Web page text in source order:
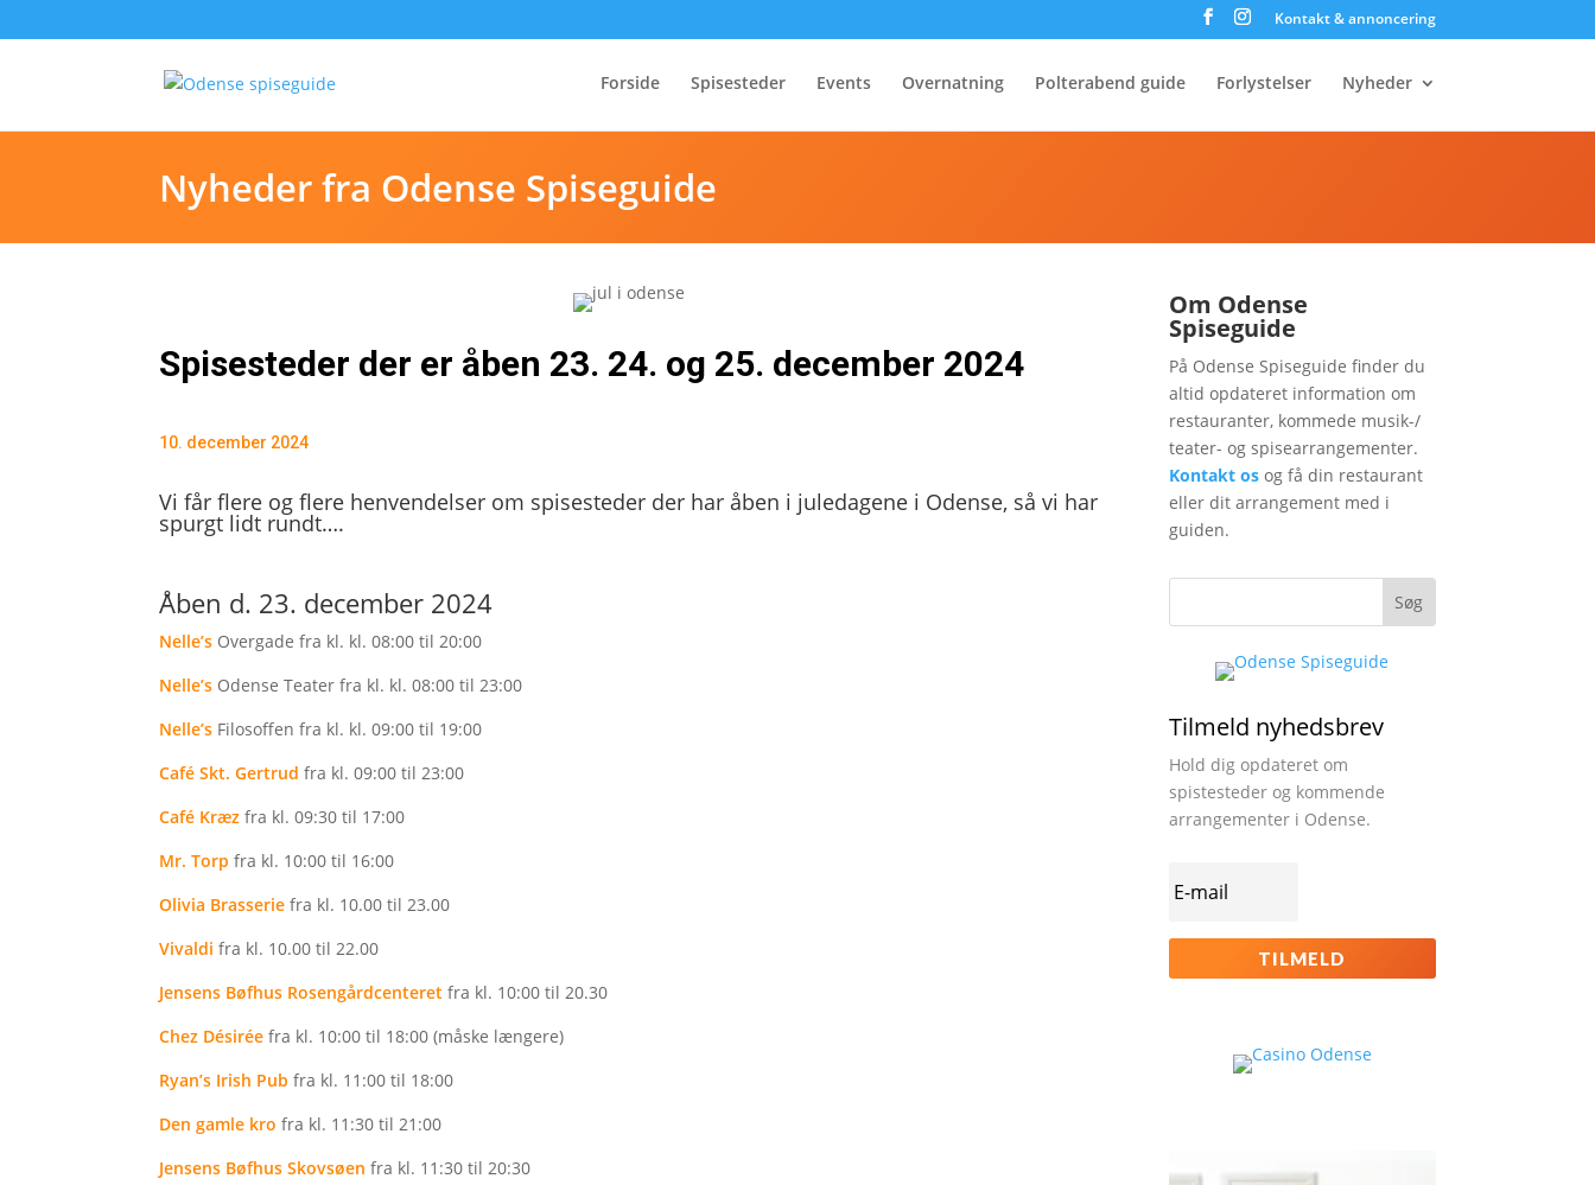
Kontakt & annoncering
Forside Spisesteder Events Overnatning Polterabend guide Forlystelser Nyheder
Nyheder fra Odense Spiseguide
Spisesteder der er åben 23. 24. og 25. december 2024
10. december 2024
Vi får flere og flere henvendelser om spisesteder der har åben i juledagene i Odense, så vi har
spurgt lidt rundt….
Åben d. 23. december 2024
Nelle’s Overgade fra kl. kl. 08:00 til 20:00
Nelle’s Odense Teater fra kl. kl. 08:00 til 23:00
Nelle’s Filosoffen fra kl. kl. 09:00 til 19:00
Café Skt. Gertrud fra kl. 09:00 til 23:00
Café Kræz fra kl. 09:30 til 17:00
Mr. Torp fra kl. 10:00 til 16:00
Olivia Brasserie fra kl. 10.00 til 23.00
Vivaldi fra kl. 10.00 til 22.00
Jensens Bøfhus Rosengårdcenteret fra kl. 10:00 til 20.30
Chez Désirée fra kl. 10:00 til 18:00 (måske længere)
Ryan’s Irish Pub fra kl. 11:00 til 18:00
Den gamle kro fra kl. 11:30 til 21:00
Jensens Bøfhus Skovsøen fra kl. 11:30 til 20:30
Om Odense
Spiseguide
På Odense Spiseguide finder du
altid opdateret information om
restauranter, kommede musik-/
teater- og spisearrangementer.
Kontakt os og få din restaurant
eller dit arrangement med i
guiden.
Tilmeld nyhedsbrev
Hold dig opdateret om
spistesteder og kommende
arrangementer i Odense.
TILMELD